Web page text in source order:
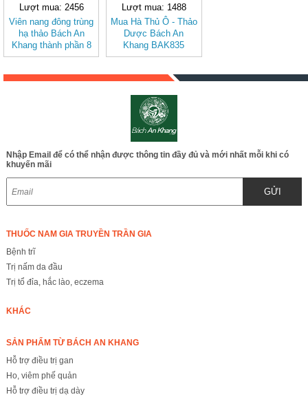
Lượt mua: 2456
Viên nang đông trùng
hạ thảo Bách An
Khang thành phần 8
trong 1 đậm đặc gấp
trong bảo vệ sức
Lượt mua: 1488
Mua Hà Thủ Ô - Thảo
Dược Bách An
Khang BAK835
Nhập Email để có thể nhận được thông tin đầy đủ và mới nhất mỗi khi có
khuyến mãi
GỬI
THUỐC NAM GIA TRUYỀN TRẦN GIA
Bệnh trĩ
Trị nấm da đầu
Trị tổ đỉa, hắc lào, eczema
KHÁC
SẢN PHẨM TỪ BÁCH AN KHANG
Hỗ trợ điều trị gan
Ho, viêm phế quản
Hỗ trợ điều trị dạ dày